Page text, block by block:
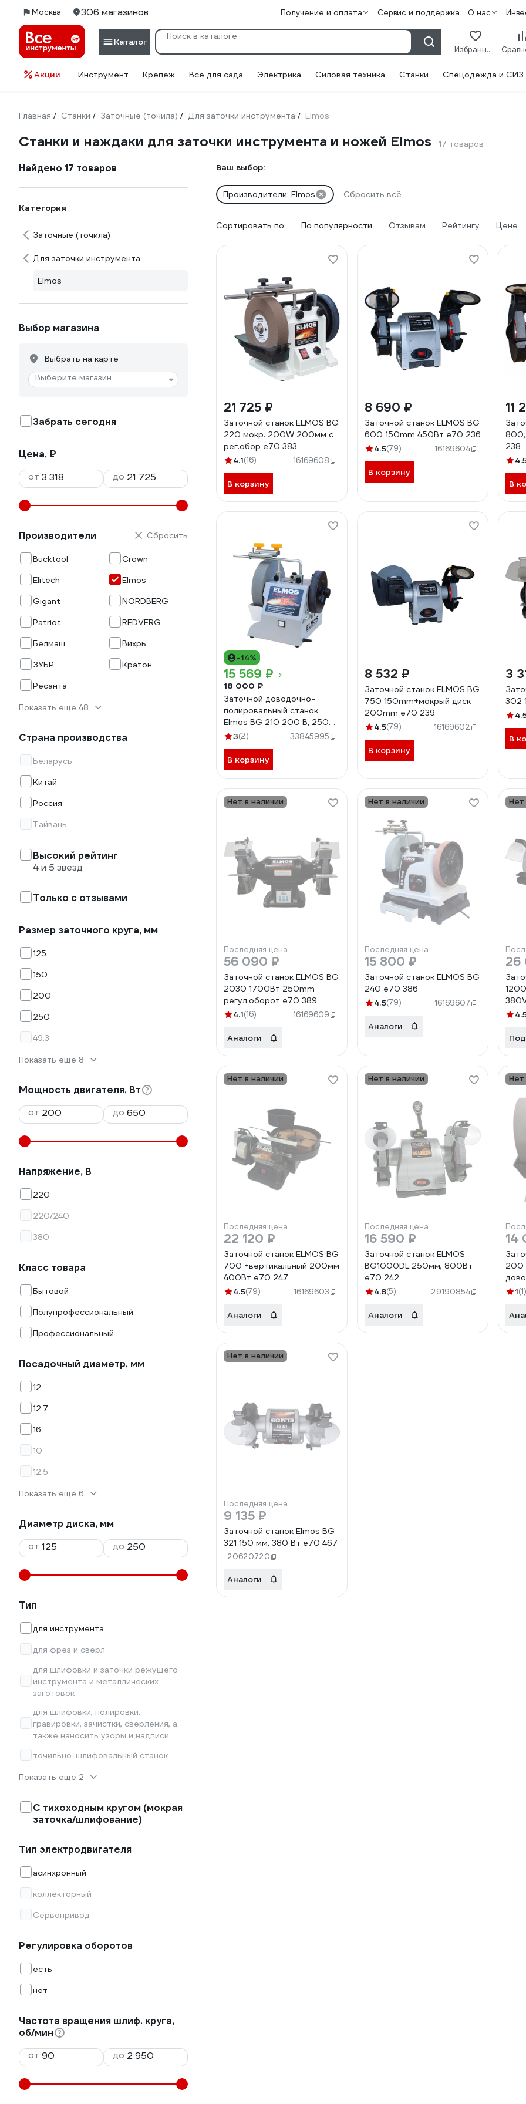
Москва 306 магазинов Получение и оплата Сервис и поддержка О нас
Каталог
Избранное
Акции Инструмент Крепеж Всё для сада Электрика Силовая техника Станки Спецодежда и СИЗ
Главная / Станки / Заточные (точила) / Для заточки инструмента / Elmos
Станки и наждаки для заточки инструмента и ножей Elmos 17 товаров
Найдено 17 товаров
Категория
Заточные (точила)
Для заточки инструмента
Elmos
Выбор магазина
Выбрать на карте
Выберите магазин
Забрать сегодня
Цена, ₽
от
до
Производители
Bucktool
Crown
Elitech
Elmos
Gigant
NORDBERG
Patriot
REDVERG
Белмаш
Вихрь
ЗУБР
Кратон
Ресанта
Показать еще 48
Сбросить
Страна производства
Беларусь
Китай
Россия
Тайвань
Высокий рейтинг
4 и 5 звезд
Только с отзывами
Размер заточного круга, мм
125
150
200
250
49.3
Показать еще 8
Мощность двигателя, Вт
от
до
Напряжение, В
220
220/240
380
Класс товара
Бытовой
Полупрофессиональный
Профессиональный
Посадочный диаметр, мм
12
12.7
16
10
12.5
Показать еще 6
Диаметр диска, мм
от
до
Тип
для инструмента
для фрез и сверл
для шлифовки и заточки режущего
инструмента и металлических
заготовок
для шлифовки, полировки,
гравировки, зачистки, сверления, а
также наносить узоры и надписи
точильно-шлифовальный станок
Показать еще 2
С тихоходным кругом (мокрая
заточка/шлифование)
Тип электродвигателя
асинхронный
коллекторный
Сервопривод
Регулировка оборотов
есть
нет
Частота вращения шлиф. круга,
об/мин
от
до
Ваш выбор:
Производители: Elmos Сбросить всё
Сортировать по: По популярности Отзывам Рейтингу Цене
21 725 ₽
Заточной станок ELMOS BG
220 мокр. 200W 200мм с
рег.обор e70 383
4.1(16) 16169608
В корзину
8 690 ₽
Заточной станок ELMOS BG
600 150mm 450Вт e70 236
4.5(79) 16169604
В корзину
11
238
В
-14%
15 569 ₽
18 000 ₽
Заточной доводочно-
полировальный станок
Elmos BG 210 200 В, 250
мм e70 388
3(2) 33845995
В корзину
8 532 ₽
Заточной станок ELMOS BG
750 150mm+мокрый диск
200mm e70 239
4.5(79) 16169602
В корзину
3
302
В
Нет в наличии
Последняя цена
56 090 ₽
Заточной станок ELMOS BG
2030 1700Вт 250mm
регул.оборот e70 389
4.1(16) 16169609
Аналоги
Нет в наличии
Последняя цена
15 800 ₽
Заточной станок ELMOS BG
240 e70 386
4.5(79) 16169607
Аналоги
Нет
26
Нет в наличии
Последняя цена
22 120 ₽
Заточной станок ELMOS BG
700 +вертикальный 200мм
400Вт e70 247
4.5(79) 16169603
Аналоги
Нет в наличии
Последняя цена
16 590 ₽
Заточной станок ELMOS
BG1000DL 250мм, 800Вт
e70 242
4.8(5) 29190854
Аналоги
Нет
14
200
1(1)
Нет в наличии
Последняя цена
9 135 ₽
Заточной станок Elmos BG
321 150 мм, 380 Вт e70 467
20620720
Аналоги